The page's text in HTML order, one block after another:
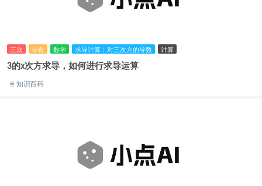
三次 导数 数学 求导计算：对三次方的导数 计算
3的x次方求导，如何进行求导运算
知识百科